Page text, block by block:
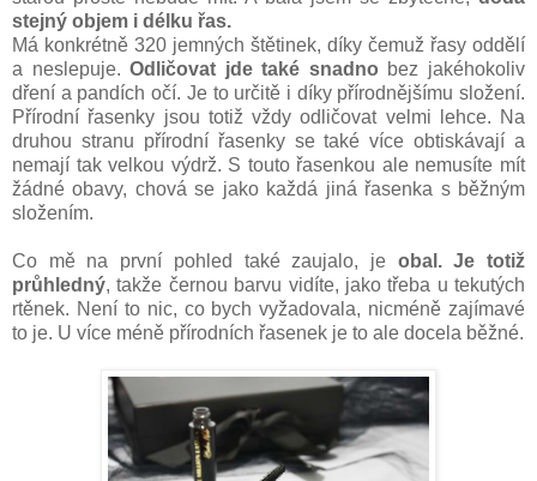
stejný objem i délku řas.
Má konkrétně 320 jemných štětinek, díky čemuž řasy oddělí
a neslepuje.Odličovat jde také snadno bez jakéhokoliv
dření a pandích očí. Je to určitě i díky přírodnějšímu složení.
Přírodní řasenky jsou totiž vždy odličovat velmi lehce. Na
druhou stranu přírodní řasenky se také více obtiskávají a
nemají tak velkou výdrž. S touto řasenkou ale nemusíte mít
žádné obavy, chová se jako každá jiná řasenka s běžným
složením.
Co mě na první pohled také zaujalo, je obal. Je totiž
průhledný, takže černou barvu vidíte, jako třeba u tekutých
rtěnek. Není to nic, co bych vyžadovala, nicméně zajímavé
to je. U více méně přírodních řasenek je to ale docela běžné.